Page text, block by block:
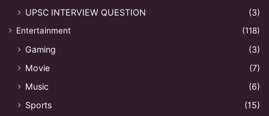
UPSC INTERVIEW QUESTION
(3)
Entertainment (118)
Gaming
(3)
Movie
(7)
Music
(6)
Sports
(15)